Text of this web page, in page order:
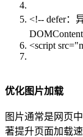
<!-- defer：
<script
优化图片加载
图片通常是网页
著提升页面加载速